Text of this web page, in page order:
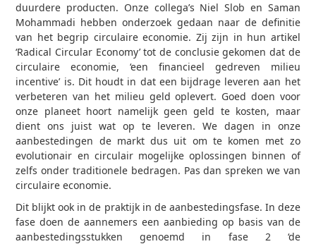
duurdere producten. Onze collega’s Niel Slob en Saman
Mohammadi hebben onderzoek gedaan naar de definitie
van het begrip circulaire economie. Zij zijn in hun artikel
‘Radical Circular Economy’ tot de conclusie gekomen dat de
circulaire economie, ‘een financieel gedreven milieu
incentive’ is. Dit houdt in dat een bijdrage leveren aan het
verbeteren van het milieu geld oplevert. Goed doen voor
onze planeet hoort namelijk geen geld te kosten, maar
dient ons juist wat op te leveren. We dagen in onze
aanbestedingen de markt dus uit om te komen met zo
evolutionair en circulair mogelijke oplossingen binnen of
zelfs onder traditionele bedragen. Pas dan spreken we van
circulaire economie.
Dit blijkt ook in de praktijk in de aanbestedingsfase. In deze
fase doen de aannemers een aanbieding op basis van de
aanbestedingsstukken genoemd in fase 2 ‘de